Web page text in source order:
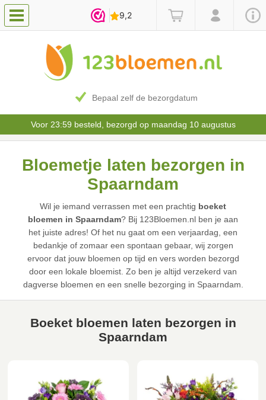
Bepaal zelf de bezorgdatum
Voor 23:59 besteld, bezorgd op maandag 10 augustus
Bloemetje laten bezorgen in
Spaarndam
Wil je iemand verrassen met een prachtig boeket
bloemen in Spaarndam? Bij 123Bloemen.nl ben je aan
het juiste adres! Of het nu gaat om een verjaardag, een
bedankje of zomaar een spontaan gebaar, wij zorgen
ervoor dat jouw bloemen op tijd en vers worden bezorgd
door een lokale bloemist. Zo ben je altijd verzekerd van
dagverse bloemen en een snelle bezorging in Spaarndam.
Boeket bloemen laten bezorgen in
Spaarndam